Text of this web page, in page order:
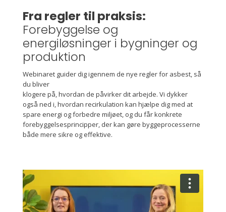
Fra regler til praksis:
Forebyggelse og
energiløsninger i bygninger og
produktion
Webinaret guider dig igennem de nye regler for asbest, så
du bliver
klogere på, hvordan de påvirker dit arbejde. Vi dykker
også ned i, hvordan recirkulation kan hjælpe dig med at
spare energi og forbedre miljøet, og du får konkrete
forebyggelsesprincipper, der kan gøre byggeprocesserne
både mere sikre og effektive.